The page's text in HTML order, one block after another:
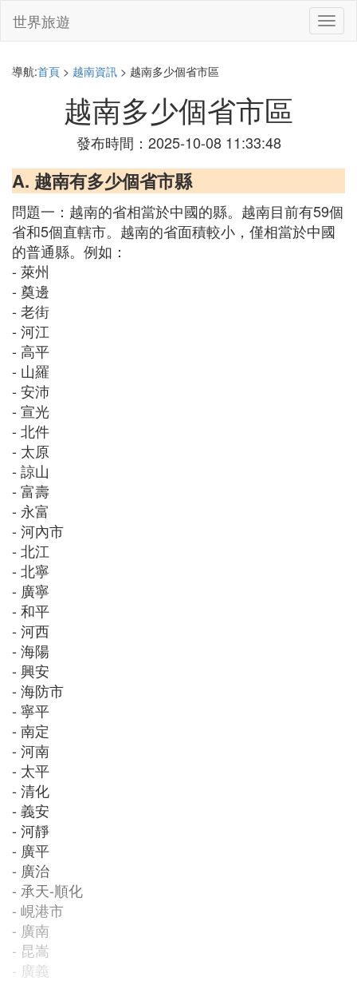
切
換
世界旅遊
導航:首頁 > 越南資訊 > 越南多少個省市區
越南多少個省市區
發布時間：2025-10-08 11:33:48
A. 越南有多少個省市縣
問題一：越南的省相當於中國的縣。越南目前有59個
省和5個直轄市。越南的省面積較小，僅相當於中國
的普通縣。例如：
- 萊州
- 奠邊
- 老街
- 河江
- 高平
- 山羅
- 安沛
- 宣光
- 北件
- 太原
- 諒山
- 富壽
- 永富
- 河內市
- 北江
- 北寧
- 廣寧
- 和平
- 河西
- 海陽
- 興安
- 海防市
- 寧平
- 南定
- 河南
- 太平
- 清化
- 義安
- 河靜
- 廣平
- 廣治
- 承天-順化
- 峴港市
- 廣南
- 昆嵩
- 廣義